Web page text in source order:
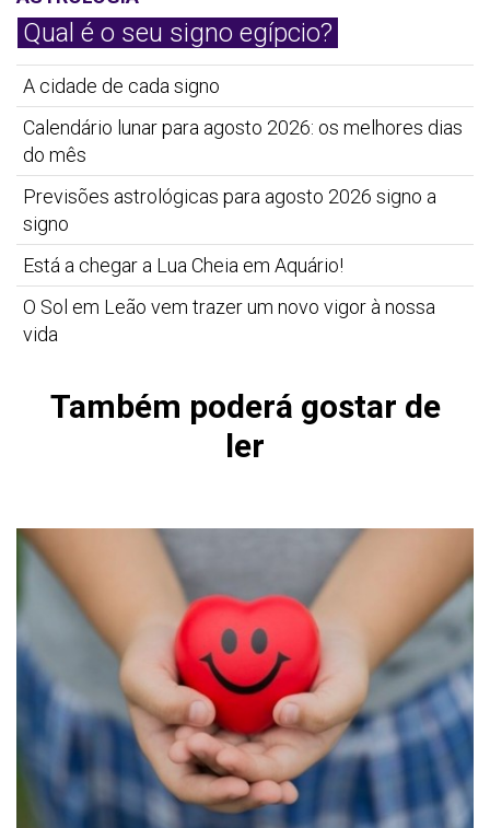
Qual é o seu signo egípcio?
A cidade de cada signo
Calendário lunar para agosto 2026: os melhores dias
do mês
Previsões astrológicas para agosto 2026 signo a
signo
Está a chegar a Lua Cheia em Aquário!
O Sol em Leão vem trazer um novo vigor à nossa
vida
Também poderá gostar de
ler